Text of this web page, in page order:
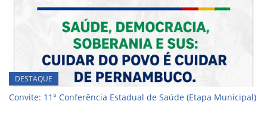
DESTAQUE
Convite: 11° Conferência Estadual de Saúde (Etapa Municipal)